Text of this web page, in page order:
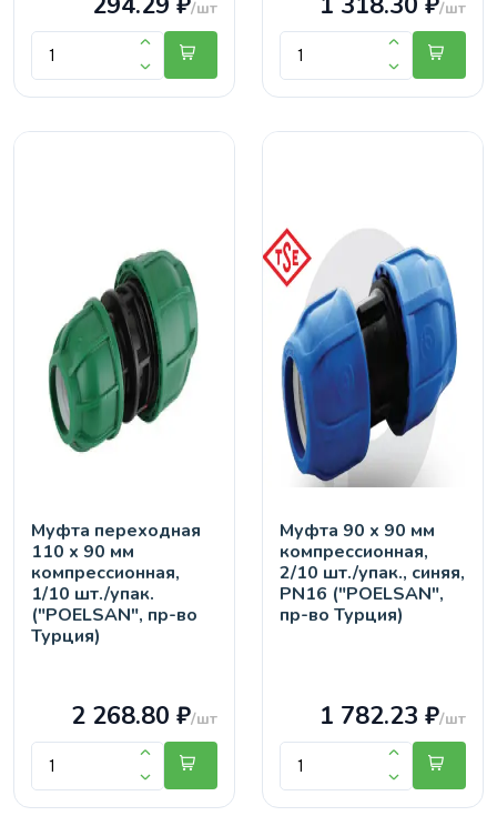
/шт /шт
Муфта переходная
110 х 90 мм
компрессионная,
1/10 шт./упак.
("POELSAN", пр-во
Турция)
2 268.80 ₽/шт
Муфта 90 х 90 мм
компрессионная,
2/10 шт./упак., синяя,
PN16 ("POELSAN",
пр-во Турция)
1 782.23 ₽/шт